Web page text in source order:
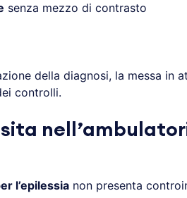
senza mezzo di contrasto
della diagnosi, la messa in
controlli.
l’epilessianon presenta